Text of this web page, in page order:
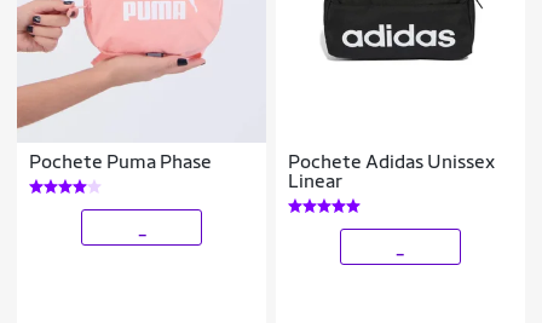
Pochete Puma Phase
Pochete Adidas Unissex
Linear